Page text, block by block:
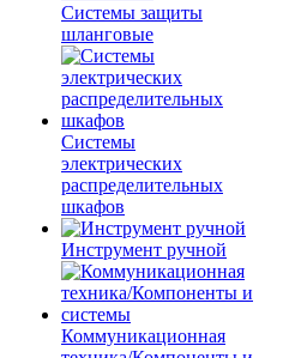
Системы защиты
шланговые
Системы
электрических
распределительных
шкафов
Инструмент ручной
Коммуникационная